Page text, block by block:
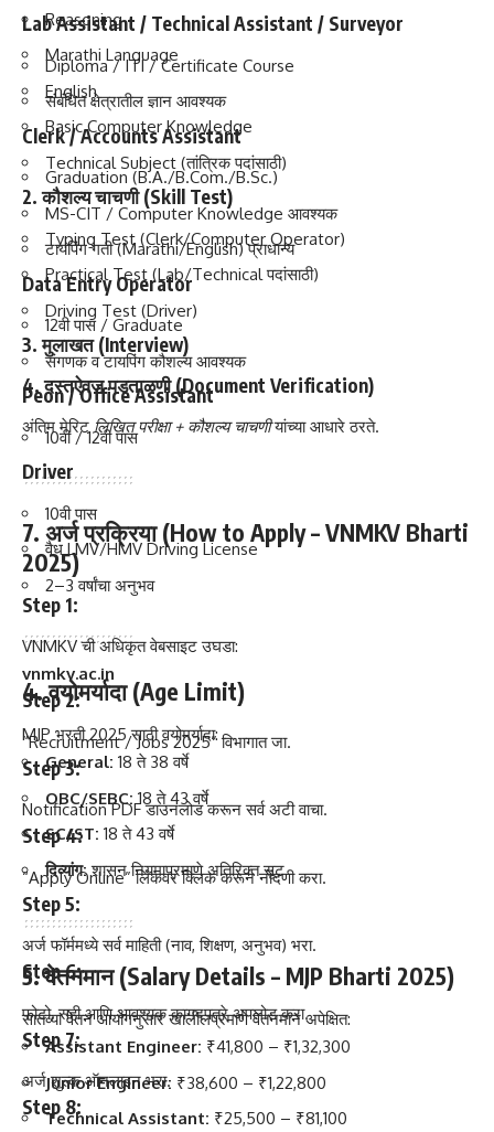
Reasoning
Marathi Language
English
Basic Computer Knowledge
Technical Subject (तांत्रिक पदांसाठी)
2. कौशल्य चाचणी (Skill Test)
Typing Test (Clerk/Computer Operator)
Practical Test (Lab/Technical पदांसाठी)
Driving Test (Driver)
3. मुलाखत (Interview)
4. दस्तऐवज पडताळणी (Document Verification)
अंतिम मेरिटलिखित परीक्षा + कौशल्य चाचणीयांच्या आधारे ठरते.
7. अर्ज प्रक्रिया (How to Apply – VNMKV Bharti
2025)
Step 1:
VNMKV ची अधिकृत वेबसाइट उघडा:
vnmkv.ac.in
Step 2:
“Recruitment / Jobs 2025” विभागात जा.
Step 3:
Notification PDF डाउनलोड करून सर्व अटी वाचा.
Step 4:
“Apply Online” लिंकवर क्लिक करून नोंदणी करा.
Step 5:
अर्ज फॉर्ममध्ये सर्व माहिती (नाव, शिक्षण, अनुभव) भरा.
Step 6:
फोटो, सही आणि आवश्यक कागदपत्रे अपलोड करा.
Step 7:
अर्ज शुल्क ऑनलाइन भरा.
Step 8:
Lab Assistant / Technical Assistant / Surveyor
Diploma / ITI / Certificate Course
संबंधित क्षेत्रातील ज्ञान आवश्यक
Clerk / Accounts Assistant
Graduation (B.A./B.Com./B.Sc.)
MS-CIT / Computer Knowledge आवश्यक
टायपिंग गती (Marathi/English) प्राधान्य
Data Entry Operator
12वी पास / Graduate
संगणक व टायपिंग कौशल्य आवश्यक
Peon / Office Assistant
10वी / 12वी पास
Driver
10वी पास
वैध LMV/HMV Driving License
2–3 वर्षांचा अनुभव
4. वयोमर्यादा (Age Limit)
MJP भरती 2025 साठी वयोमर्यादा:
General: 18 ते 38 वर्षे
OBC/SEBC: 18 ते 43 वर्षे
SC/ST: 18 ते 43 वर्षे
दिव्यांग:शासन नियमाप्रमाणे अतिरिक्त सूट
5. वेतनमान (Salary Details – MJP Bharti 2025)
सातव्या वेतन आयोगनुसार खालीलप्रमाणे वेतनमान अपेक्षित:
Assistant Engineer: ₹41,800 – ₹1,32,300
Junior Engineer: ₹38,600 – ₹1,22,800
Technical Assistant: ₹25,500 – ₹81,100